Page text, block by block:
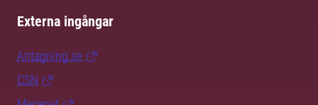
Externa ingångar
Antagning.se
CSN